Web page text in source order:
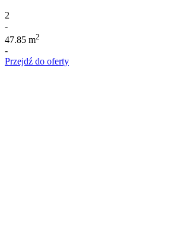
2
-
47.85 m2
-
Przejdź do oferty